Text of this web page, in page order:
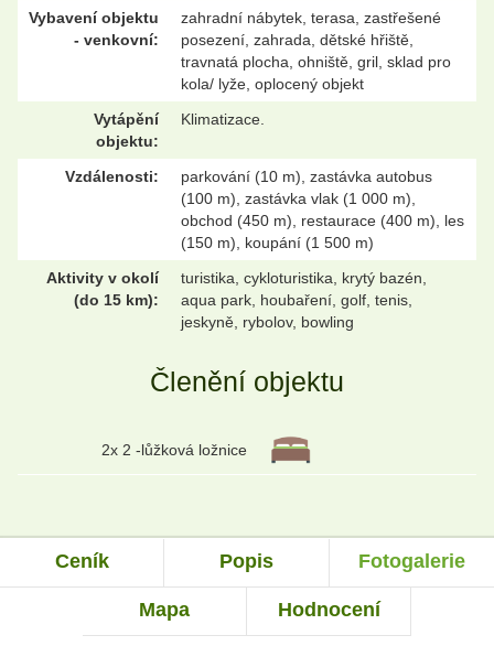
Vybavení objektu
- venkovní:
zahradní nábytek, terasa, zastřešené
posezení, zahrada, dětské hřiště,
travnatá plocha, ohniště, gril, sklad pro
kola/ lyže, oplocený objekt
Vytápění
objektu:
Klimatizace.
Vzdálenosti:
parkování (10 m), zastávka autobus
(100 m), zastávka vlak (1 000 m),
obchod (450 m), restaurace (400 m), les
(150 m), koupání (1 500 m)
Aktivity v okolí
(do 15 km):
turistika, cykloturistika, krytý bazén,
aqua park, houbaření, golf, tenis,
jeskyně, rybolov, bowling
Členění objektu
2x 2 -lůžková ložnice
Ceník Popis Fotogalerie
Mapa Hodnocení